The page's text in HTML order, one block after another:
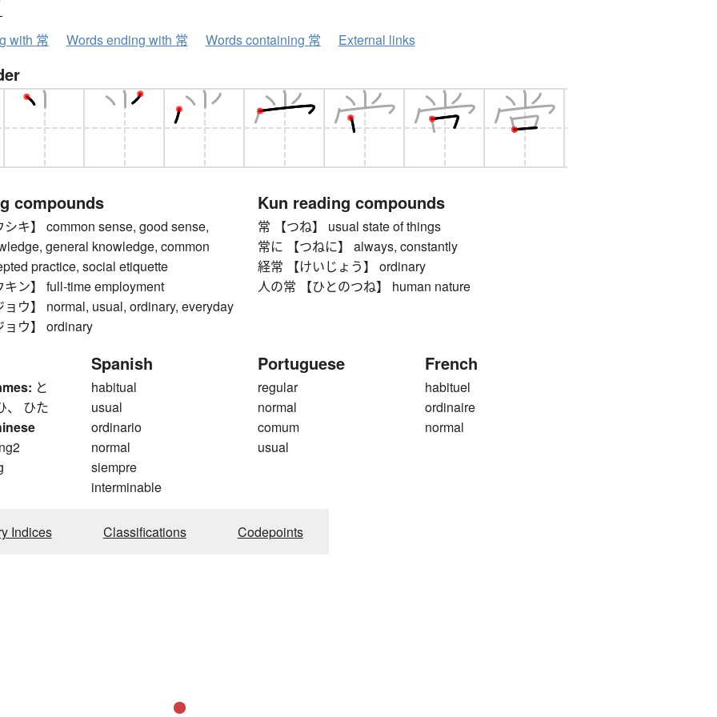
with 常 Words ending with 常 Words containing 常 External links
compounds
キ】 common sense, good sense,
general knowledge, common
practice, social etiquette
ン】 full-time employment
ウ】 normal, usual, ordinary, everyday
ウ】 ordinary
Kun reading compounds
常 【つね】 usual state of things
常に 【つねに】 always, constantly
経常 【けいじょう】 ordinary
人の常 【ひとのつね】 human nature
と
、 ひた
Spanish
habitual
usual
ordinario
normal
siempre
interminable
Portuguese
regular
normal
comum
usual
French
habituel
ordinaire
normal
Indices Classifications Codepoints